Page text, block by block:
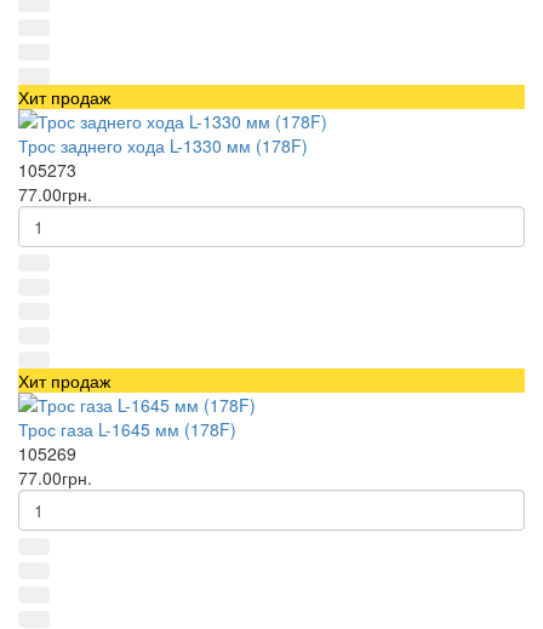
Хит продаж
Трос заднего хода L-1330 мм (178F)
105273
77.00грн.
Хит продаж
Трос газа L-1645 мм (178F)
105269
77.00грн.